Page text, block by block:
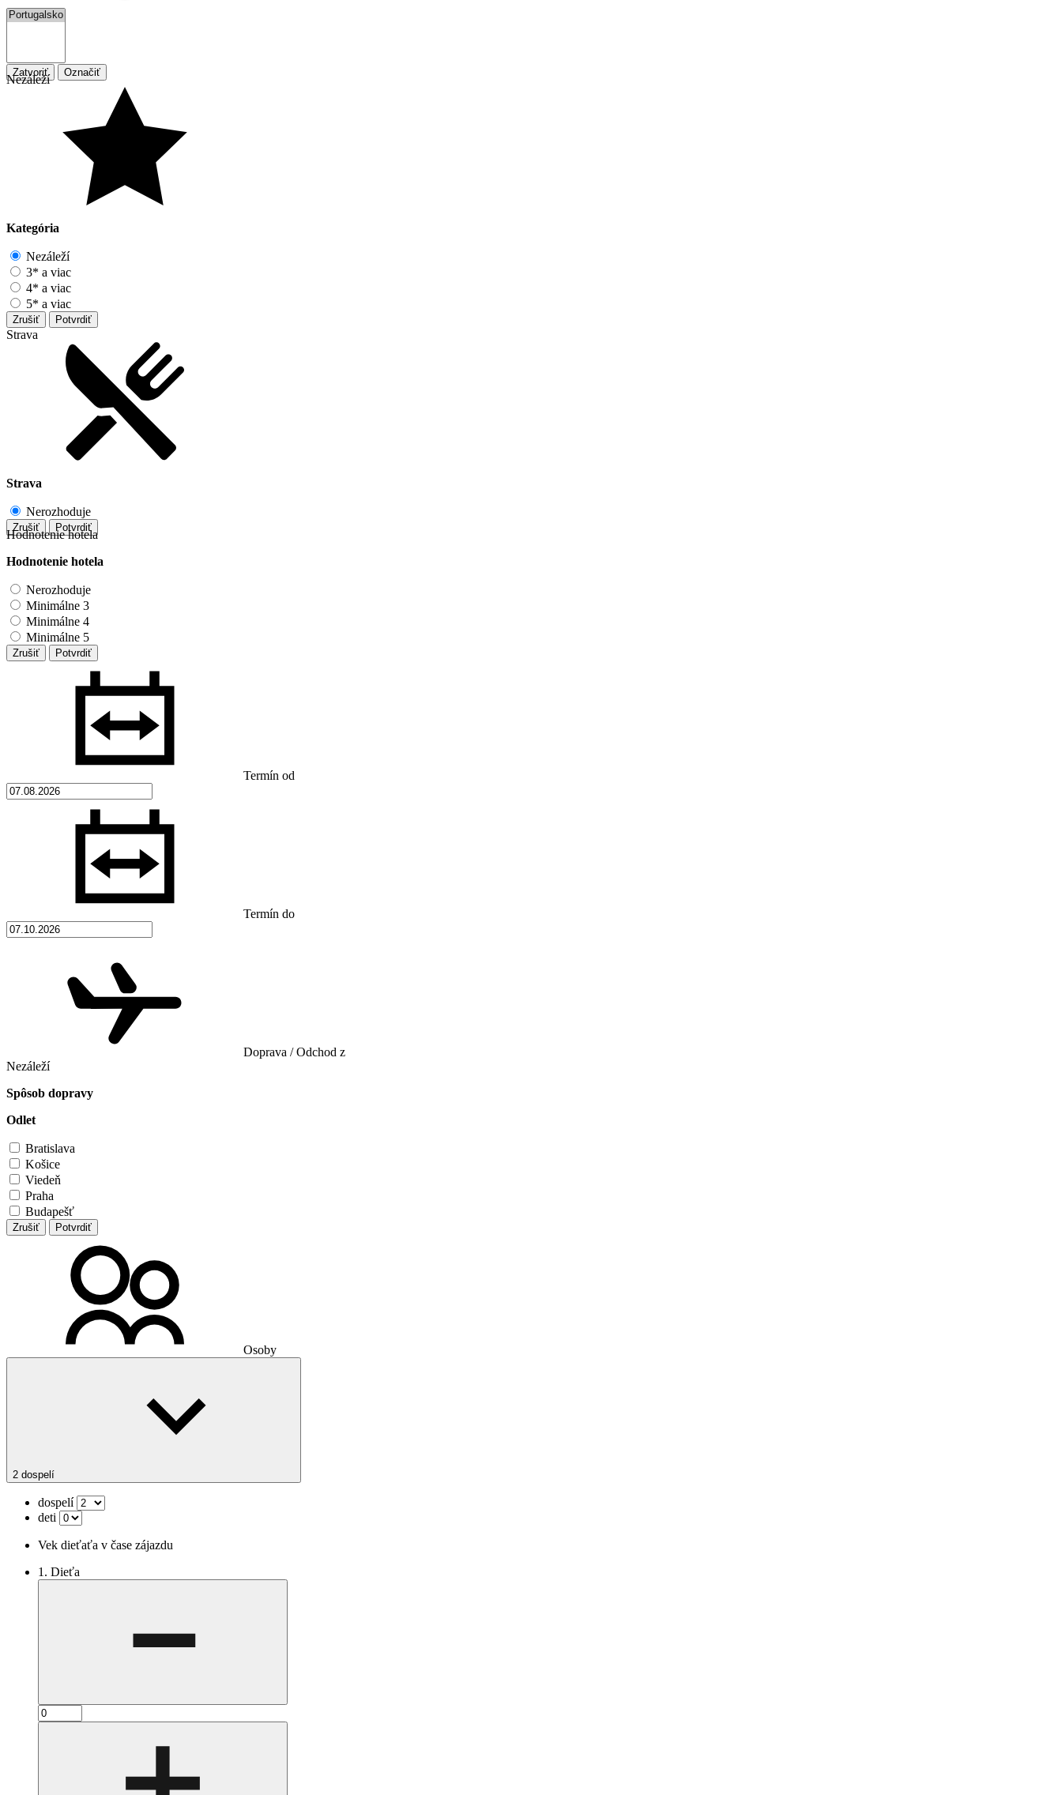
Zatvoriť Označiť
Nezáleží
Kategória
Nezáleží
3* a viac
4* a viac
5* a viac
Zrušiť Potvrdiť
Strava
Strava
Nerozhoduje
Zrušiť Potvrdiť
Hodnotenie hotela
Hodnotenie hotela
Nerozhoduje
Minimálne 3
Minimálne 4
Minimálne 5
Zrušiť Potvrdiť
Termín od
Termín do
Doprava / Odchod z
Nezáleží
Spôsob dopravy
Odlet
Bratislava
Košice
Viedeň
Praha
Budapešť
Zrušiť Potvrdiť
Osoby
2 dospelí
dospelí
deti
Vek dieťaťa v čase zájazdu
1. Dieťa